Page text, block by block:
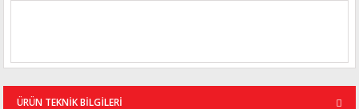
ÜRÜN TEKNİK BİLGİLERİ